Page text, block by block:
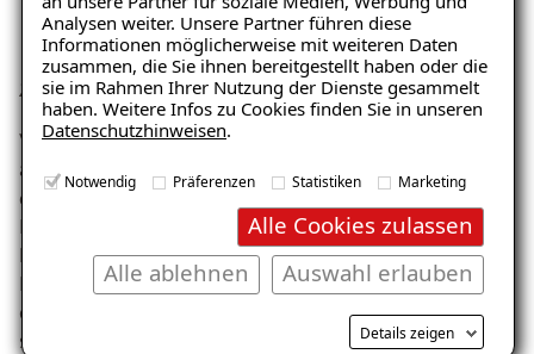
Analysen weiter. Unsere Partner führen diese
Informationen möglicherweise mit weiteren Daten
zusammen, die Sie ihnen bereitgestellt haben oder die
sie im Rahmen Ihrer Nutzung der Dienste gesammelt
haben. Weitere Infos zu Cookies finden Sie in unseren
Datenschutzhinweisen.
Notwendig Präferenzen Statistiken Marketing
Alle Cookies zulassen
Auswahl erlauben
Alle ablehnen
Details zeigen
Zeichnung: Wärmebrücke bei Balkonbetonplatten
Vor allem bei Altbauten ist der Balkon häufig eine
auskragende Betonplatte, die in vielen Fällen nicht von
der Geschossdecke abgekoppelt ist. Sprich, die
Balkonplatte ist lediglich eine Verlängerung der
Raumdecke nach aussen. Dadurch, dass die
Betonplatte durchgängig nach aussen führt,
entstehen im Übergangsbereich an der Innenwand,
sogenannte Wärmebrücken, die für die Entstehung
– jetzt kostenlos
herunterladen!
Kostenlosen Ratgeber anfordern